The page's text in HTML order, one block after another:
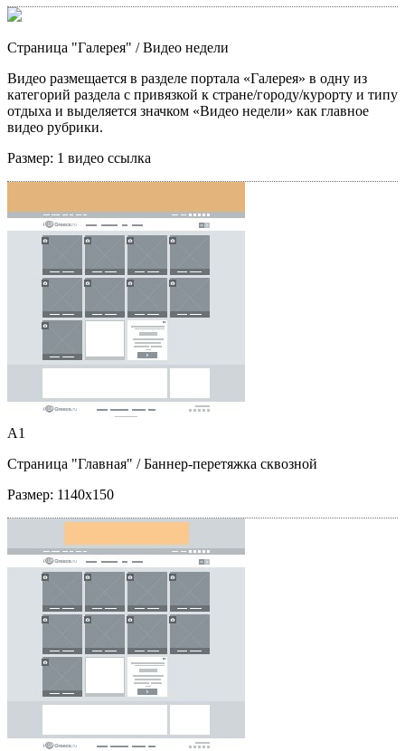
Страница "Галерея" / Видео недели
Видео размещается в разделе портала «Галерея» в одну из
категорий раздела с привязкой к стране/городу/курорту и типу
отдыха и выделяется значком «Видео недели» как главное
видео рубрики.
Размер: 1 видео ссылка
A1
Страница "Главная" / Баннер-перетяжка сквозной
Размер: 1140x150